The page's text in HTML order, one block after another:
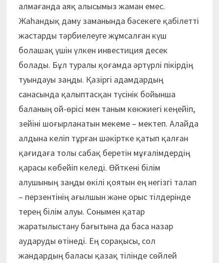
алмағанда аяқ алысымыз жаман емес.
Жаһандық даму заманында бәсекеге қабілетті
жастарды тәрбиелеуге жұмсалған күш
болашақ үшін үлкен инвестиция десек
болады. Бұл туралы қоғамда әртүрлі пікірдің
туындауы заңды. Қазіргі адамдардың
санасында қалыптасқан түсінік бойынша
баланың ой-өрісі мен таным көкжиегі кеңейіп,
зейіні шоғырланатын мекеме – мектеп. Алайда
алдына келіп тұрған шәкіртке қатып қалған
қағидаға толы сабақ беретін мұғалімдердің
қарасы көбейіп келеді. Өйткені білім
алушының заңды өкілі қоятын ең негізгі талап
– перзентінің ағылшын және орыс тілдерінде
терең білім алуы. Сонымен қатар
жаратылыстану бағытына да баса назар
аударуды өтінеді. Ең сорақысы, сол
жандардың баласы қазақ тілінде сөйлей